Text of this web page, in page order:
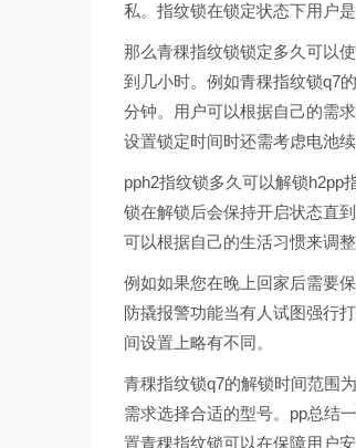
私。指纹锁在锁定状态下用户
那么青稞指纹锁锁定多久可以
到几小时。例如青稞指纹锁q7
分钟。用户可以根据自己的需
设置锁定时间时还需考虑电池续
pph2指纹锁多久可以解锁h2pp
锁在解锁后会保持开启状态直
可以根据自己的生活习惯来调整
例如如果您在晚上回家后需要
防撬报警功能当有人试图强行
间设置上略有不同。
青稞指纹锁q7的解锁时间范围
需求选择合适的型号。pp总结
置青稞指纹锁可以在保障用户